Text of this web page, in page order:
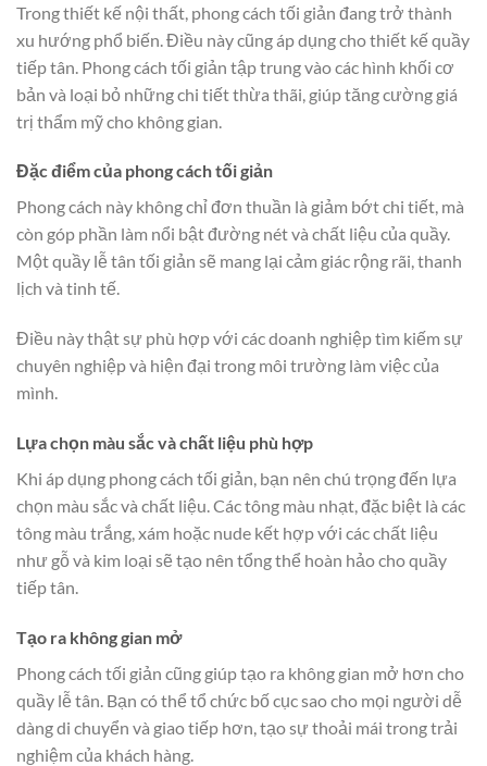
Trong thiết kế nội thất, phong cách tối giản đang trở thành
xu hướng phổ biến. Điều này cũng áp dụng cho thiết kế quầy
tiếp tân. Phong cách tối giản tập trung vào các hình khối cơ
bản và loại bỏ những chi tiết thừa thãi, giúp tăng cường giá
trị thẩm mỹ cho không gian.
Đặc điểm của phong cách tối giản
Phong cách này không chỉ đơn thuần là giảm bớt chi tiết, mà
còn góp phần làm nổi bật đường nét và chất liệu của quầy.
Một quầy lễ tân tối giản sẽ mang lại cảm giác rộng rãi, thanh
lịch và tinh tế.
Điều này thật sự phù hợp với các doanh nghiệp tìm kiếm sự
chuyên nghiệp và hiện đại trong môi trường làm việc của
mình.
Lựa chọn màu sắc và chất liệu phù hợp
Khi áp dụng phong cách tối giản, bạn nên chú trọng đến lựa
chọn màu sắc và chất liệu. Các tông màu nhạt, đặc biệt là các
tông màu trắng, xám hoặc nude kết hợp với các chất liệu
như gỗ và kim loại sẽ tạo nên tổng thể hoàn hảo cho quầy
tiếp tân.
Tạo ra không gian mở
Phong cách tối giản cũng giúp tạo ra không gian mở hơn cho
quầy lễ tân. Bạn có thể tổ chức bố cục sao cho mọi người dễ
dàng di chuyển và giao tiếp hơn, tạo sự thoải mái trong trải
nghiệm của khách hàng.